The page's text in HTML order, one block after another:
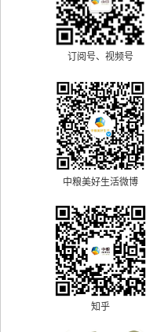
订阅号、视频号
中粮美好生活微博
知乎